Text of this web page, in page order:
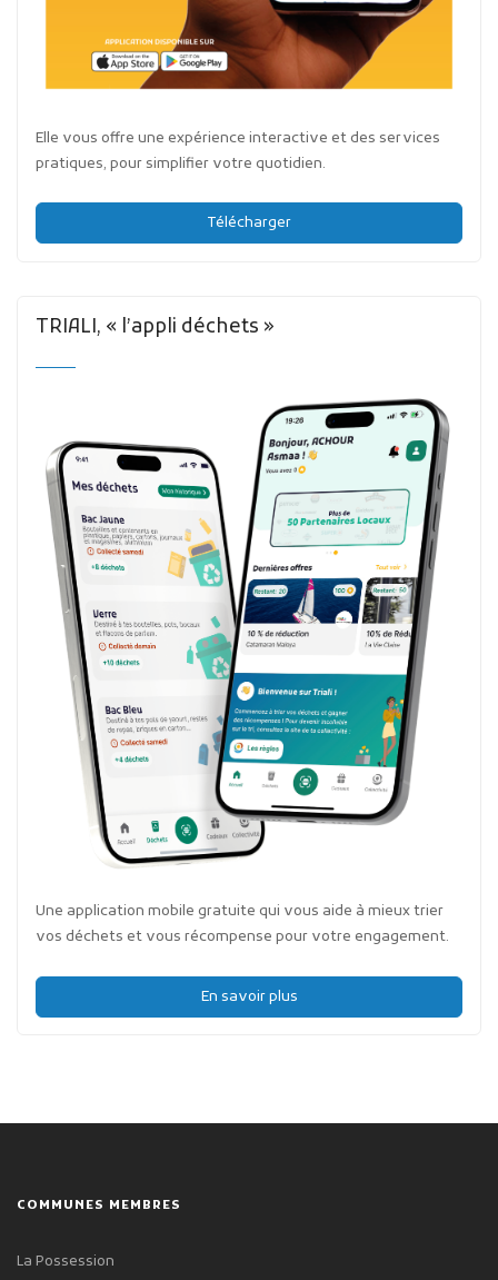
Elle vous offre une expérience interactive et des services
pratiques, pour simplifier votre quotidien.
Télécharger
TRIALI, « l’appli déchets »
Une application mobile gratuite qui vous aide à mieux trier
vos déchets et vous récompense pour votre engagement.
En savoir plus
COMMUNES MEMBRES
La Possession